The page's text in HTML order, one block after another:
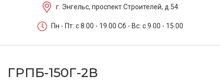
г. Энгельс, проспект Строителей, д.54
Пн - Пт: c 8.00 - 19.00 Сб - Вс: c 9.00 - 15.00
ГРПБ-150Г-2В